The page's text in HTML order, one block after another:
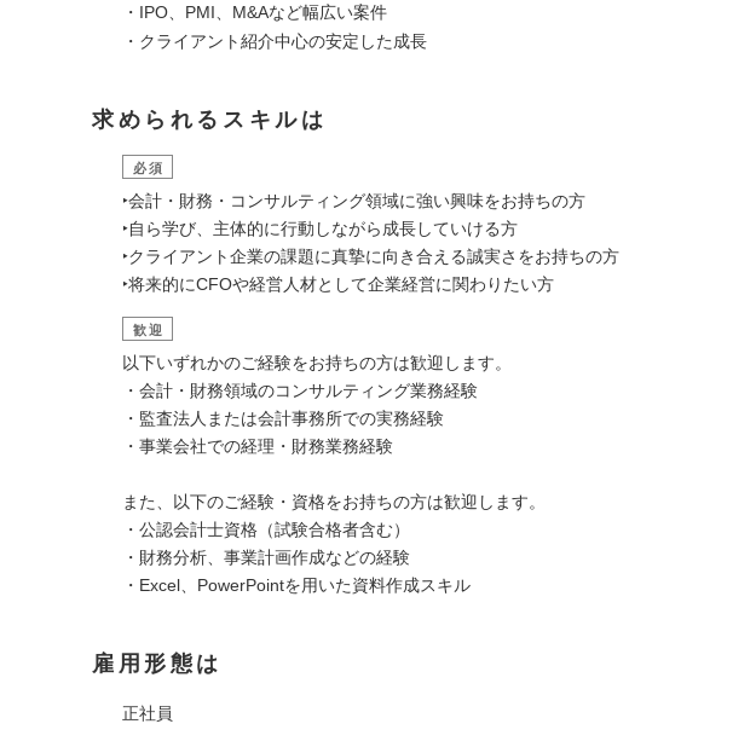
・IPO、PMI、M&Aなど幅広い案件
・クライアント紹介中心の安定した成長
求められるスキルは
必須
‣会計・財務・コンサルティング領域に強い興味をお持ちの方
‣自ら学び、主体的に行動しながら成長していける方
‣クライアント企業の課題に真摯に向き合える誠実さをお持ちの方
‣将来的にCFOや経営人材として企業経営に関わりたい方
歓迎
以下いずれかのご経験をお持ちの方は歓迎します。
・会計・財務領域のコンサルティング業務経験
・監査法人または会計事務所での実務経験
・事業会社での経理・財務業務経験
また、以下のご経験・資格をお持ちの方は歓迎します。
・公認会計士資格（試験合格者含む）
・財務分析、事業計画作成などの経験
・Excel、PowerPointを用いた資料作成スキル
雇用形態は
正社員